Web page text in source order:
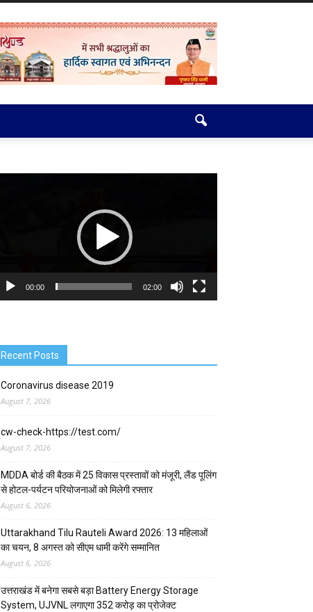
00:00 02:00
Recent Posts
Coronavirus disease 2019
August 7, 2026
cw-check-https://test.com/
August 7, 2026
MDDA बोर्ड की बैठक में 25 विकास प्रस्तावों को मंजूरी, लैंड पूलिंग
से होटल-पर्यटन परियोजनाओं को मिलेगी रफ्तार
August 6, 2026
Uttarakhand Tilu Rauteli Award 2026: 13 महिलाओं
का चयन, 8 अगस्त को सीएम धामी करेंगे सम्मानित
August 6, 2026
उत्तराखंड में बनेगा सबसे बड़ा Battery Energy Storage
System, UJVNL लगाएगा 352 करोड़ का प्रोजेक्ट